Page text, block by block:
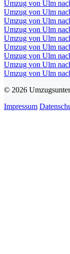
Umzug von Ulm
Umzug von Ulm
Umzug von Ulm
Umzug von Ulm
Umzug von Ulm
Umzug von Ulm
Umzug von Ulm
Umzug von Ulm
Umzug von Ulm
© 2026
Impressum